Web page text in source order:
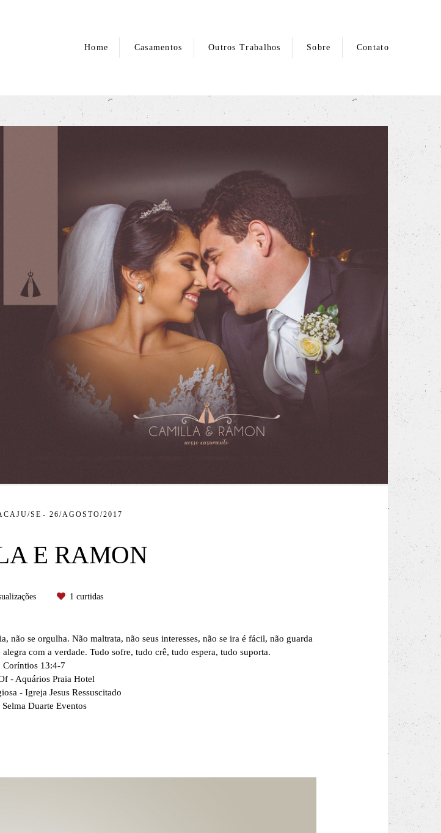
Home Casamentos Outros Trabalhos Sobre Contato
SE 26/AGOSTO/2017
E RAMON
1 curtidas
não se orgulha. Não maltrata, não seus interesses, não se ira é fácil, não guarda
com a verdade. Tudo sofre, tudo crê, tudo espera, tudo suporta.
Coríntios 13:4-7
- Aquários Praia Hotel
- Igreja Jesus Ressuscitado
Selma Duarte Eventos